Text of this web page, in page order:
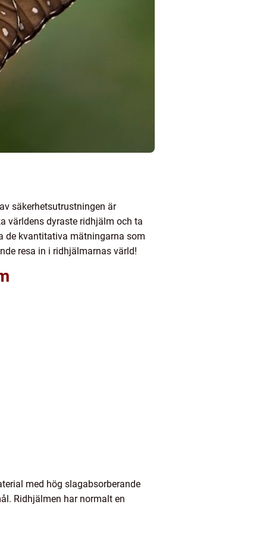
säkerhetsutrustningen är
världens dyraste ridhjälm och ta
de kvantitativa mätningarna som
resa in i ridhjälmarnas värld!
med hög slagabsorberande
Ridhjälmen har normalt en